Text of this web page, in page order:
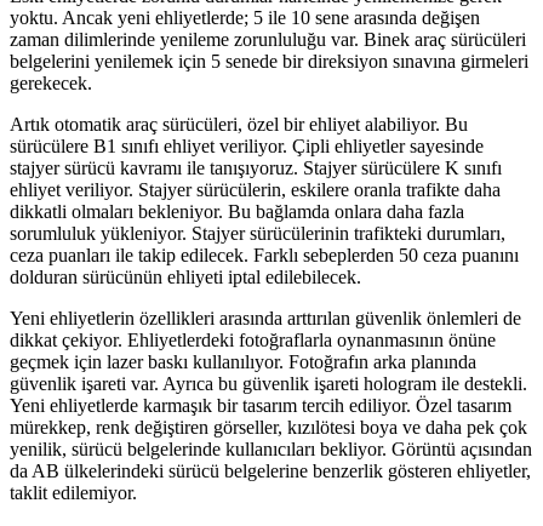
yoktu. Ancak yeni ehliyetlerde; 5 ile 10 sene arasında değişen
zaman dilimlerinde yenileme zorunluluğu var. Binek araç sürücüleri
belgelerini yenilemek için 5 senede bir direksiyon sınavına girmeleri
gerekecek.
Artık otomatik araç sürücüleri, özel bir ehliyet alabiliyor. Bu
sürücülere B1 sınıfı ehliyet veriliyor. Çipli ehliyetler sayesinde
stajyer sürücü kavramı ile tanışıyoruz. Stajyer sürücülere K sınıfı
ehliyet veriliyor. Stajyer sürücülerin, eskilere oranla trafikte daha
dikkatli olmaları bekleniyor. Bu bağlamda onlara daha fazla
sorumluluk yükleniyor. Stajyer sürücülerinin trafikteki durumları,
ceza puanları ile takip edilecek. Farklı sebeplerden 50 ceza puanını
dolduran sürücünün ehliyeti iptal edilebilecek.
Yeni ehliyetlerin özellikleri arasında arttırılan güvenlik önlemleri de
dikkat çekiyor. Ehliyetlerdeki fotoğraflarla oynanmasının önüne
geçmek için lazer baskı kullanılıyor. Fotoğrafın arka planında
güvenlik işareti var. Ayrıca bu güvenlik işareti hologram ile destekli.
Yeni ehliyetlerde karmaşık bir tasarım tercih ediliyor. Özel tasarım
mürekkep, renk değiştiren görseller, kızılötesi boya ve daha pek çok
yenilik, sürücü belgelerinde kullanıcıları bekliyor. Görüntü açısından
da AB ülkelerindeki sürücü belgelerine benzerlik gösteren ehliyetler,
taklit edilemiyor.